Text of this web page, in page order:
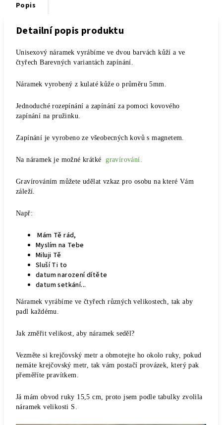
Popis
Detailní popis produktu
Unisexový náramek vyrábíme ve dvou barvách kůží a ve
čtyřech Barevných variantách zapínání.
Náramek vyrobený z kulaté kůže o průměru 5mm.
Jednoduché rozepínání a zapínání za pomoci kovového
zapínání na pružinku.
Zapínání je vyrobeno ze všeobecných kovů s magnetem.
Na náramek je možné krátkégravírování.
Gravírováním můžete udělat vzkaz pro osobu na které Vám
záleží.
Např:
Mám Tě rád,
Myslím na Tebe
Miluji Tě
Sluší Ti to
datum narození dítěte
datum setkání...
Náramek vyrábíme ve čtyřech různých velikostech, tak aby
padl každému.
Jak změřit velikost, aby náramek seděl?
Vezměte si krejčovský metr a obmotejte ho okolo ruky, pokud
nemáte krejčovský metr, tak vám postačí provázek, který pak
přeměříte pravítkem.
Já mám obvod ruky 15,5 cm, proto jsem podle tabulky zvolila
náramek velikosti S.